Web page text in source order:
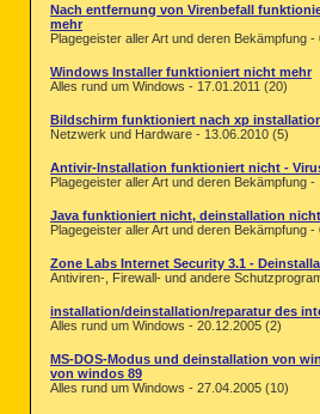
Nach entfernung von Virenbefall
mehr
Plagegeister aller Art und deren Bekämpfung -
Windows Installer funktioniert nicht mehr
Alles rund um Windows - 17.01.2011 (20)
Bildschirm funktioniert nach xp
Netzwerk und Hardware - 13.06.2010 (5)
Antivir-Installation funktioniert nicht -
Plagegeister aller Art und deren Bekämpfung -
Java funktioniert nicht, deinstallation
Plagegeister aller Art und deren Bekämpfung -
Zone Labs Internet Security 3.1 -
Antiviren-, Firewall- und andere
installation/deinstallation/reparatur des
Alles rund um Windows - 20.12.2005 (2)
MS-DOS-Modus und deinstallation von
von windos 89
Alles rund um Windows - 27.04.2005 (10)